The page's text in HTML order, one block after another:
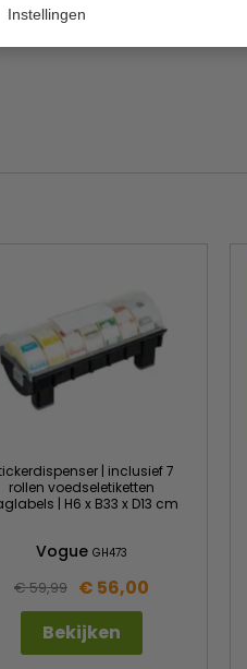
Instellingen
| inclusief 7
rollen voedseletiketten
| H6 x B33 x D13 cm
Vogue GH473
€ 59,99 € 56,00
Bekijken